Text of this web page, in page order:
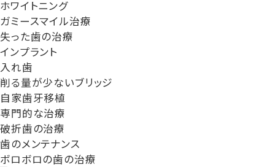
ホワイトニング
ガミースマイル治療
失った歯の治療
インプラント
入れ歯
削る量が少ないブリッジ
自家歯牙移植
専門的な治療
破折歯の治療
歯のメンテナンス
ボロボロの歯の治療